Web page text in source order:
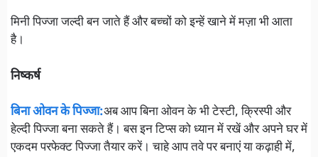
मिनी पिज्जा जल्दी बन जाते हैं और बच्चों को इन्हें खाने में मज़ा भी आता
है।
निष्कर्ष
बिना ओवन के पिज्जा:अब आप बिना ओवन के भी टेस्टी, क्रिस्पी और
हेल्दी पिज्जा बना सकते हैं। बस इन टिप्स को ध्यान में रखें और अपने घर में
एकदम परफेक्ट पिज्जा तैयार करें। चाहे आप तवे पर बनाएं या कढ़ाही में,